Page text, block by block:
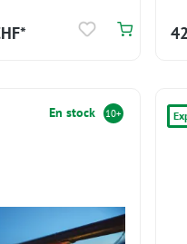
En stock 10+